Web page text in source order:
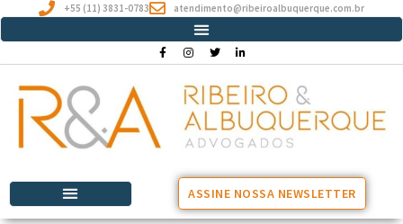
+55 (11) 3831-0783 atendimento@ribeiroalbuquerque.com.br
ASSINE NOSSA NEWSLETTER